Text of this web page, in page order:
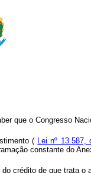
que o Congresso
( Lei nº
constante do
crédito de que trata